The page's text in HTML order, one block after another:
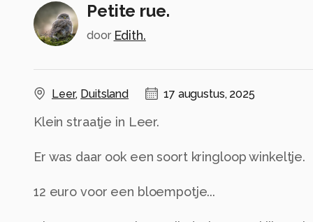
Petite rue.
door Edith.
Leer, Duitsland 17 augustus, 2025
Klein straatje in Leer.
Er was daar ook een soort kringloop winkeltje.
12 euro voor een bloempotje...